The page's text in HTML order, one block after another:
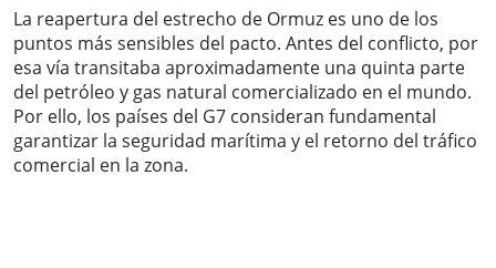
La reapertura del estrecho de Ormuz es uno de los
puntos más sensibles del pacto. Antes del conflicto, por
esa vía transitaba aproximadamente una quinta parte
del petróleo y gas natural comercializado en el mundo.
Por ello, los países del G7 consideran fundamental
garantizar la seguridad marítima y el retorno del tráfico
comercial en la zona.